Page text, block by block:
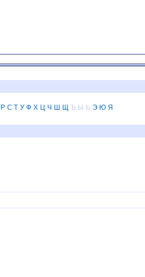
Р С Т У Ф Х Ц Ч Ш Щ Ъ Ы Ь Э Ю Я